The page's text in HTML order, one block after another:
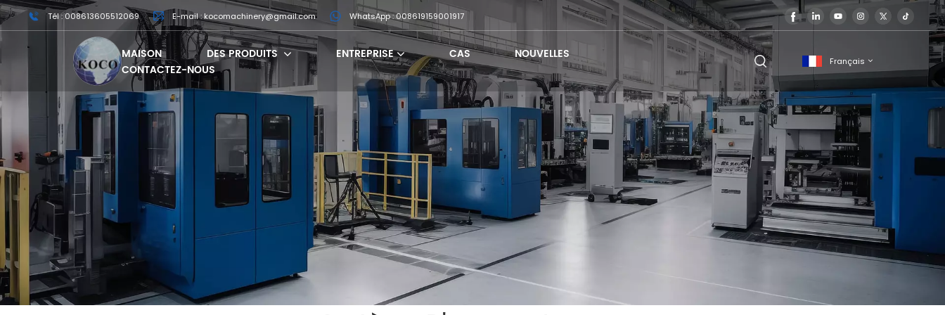
Tél : 008613605512069 E-mail : kocomachinery@gmail.com WhatsApp : 008619159001917
MAISON DES PRODUITS ENTREPRISE CAS
NOUVELLES
CONTACTEZ-NOUS
Français
English
français